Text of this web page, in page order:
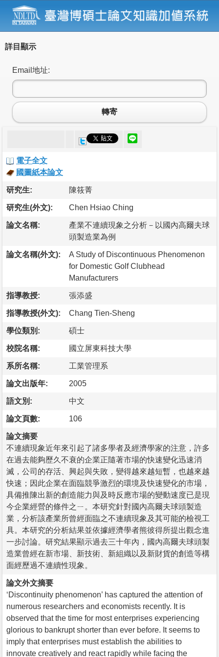
詳目顯示
Email地址:
轉寄
電子全文
國圖紙本論文
研究生: 陳筱菁
研究生(外文): Chen Hsiao Ching
論文名稱:
產業不連續現象之分析－以國內高爾夫球
頭製造業為例
論文名稱(外文):
A Study of Discontinuous Phenomenon
for Domestic Golf Clubhead
Manufacturers
指導教授: 張添盛
指導教授(外文): Chang Tien-Sheng
學位類別: 碩士
校院名稱: 國立屏東科技大學
系所名稱: 工業管理系
論文出版年: 2005
語文別: 中文
論文頁數: 106
論文摘要
不連續現象近年來引起了諸多學者及經濟學家的注意，許多
在過去能夠歷久不衰的企業正隨著市場的快速變化迅速消
滅，公司的存活、興起與失敗，變得越來越短暫，也越來越
快速；因此企業在面臨競爭激烈的環境及快速變化的市場，
具備推陳出新的創造能力與及時反應市場的變動速度已是現
今企業經營的條件之ㄧ。本研究針對國內高爾夫球頭製造
業，分析該產業所曾經面臨之不連續現象及其可能的檢視工
具。本研究的分析結果並依據經濟學者熊彼得所提出觀念進
一步討論。研究結果顯示過去三十年內，國內高爾夫球頭製
造業曾經在新市場、新技術、新組織以及新財貨的創造等構
面經歷過不連續性現象。
論文外文摘要
‘Discontinuity phenomenon’ has captured the attention of
numerous researchers and economists recently. It is
observed that the time for most enterprises experiencing
glorious to bankrupt shorter than ever before. It seems to
imply that enterprises must establish the abilities to
innovate creatively and react rapidly while facing the